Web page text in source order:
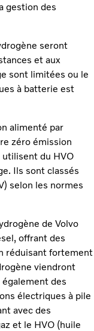
gestion des
seront
et aux
sont limitées ou le
à batterie est
alimenté par
zéro émission
utilisent du HVO
Ils sont classés
selon les normes
de Volvo
offrant des
réduisant fortement
viendront
des
électriques à pile
avec des
et le HVO (huile